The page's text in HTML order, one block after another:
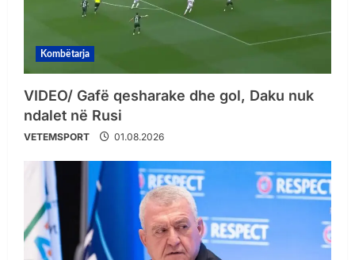
Kombëtarja
VIDEO/ Gafë qesharake dhe gol, Daku nuk
ndalet në Rusi
VETEMSPORT 01.08.2026